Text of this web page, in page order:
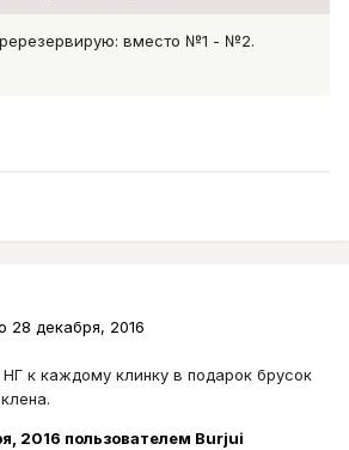
вместо №1 - №2.
28 декабря, 2016
НГ к каждому клинку в подарок брусок
2016 пользователем Burjui